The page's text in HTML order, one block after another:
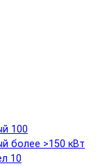
100
более >150 кВт
10